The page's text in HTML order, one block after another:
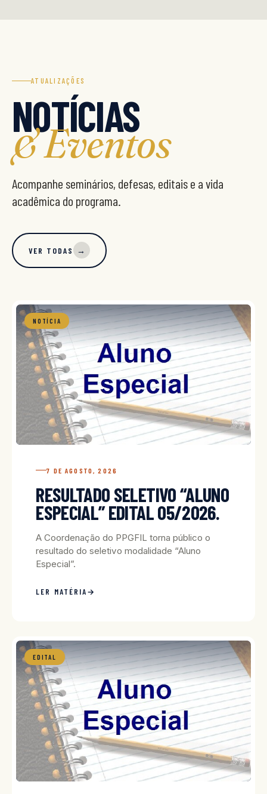
ATUALIZAÇÕES
NOTÍCIAS
& Eventos
Acompanhe seminários, defesas, editais e a vida
acadêmica do programa.
VER TODAS →
NOTÍCIA
7 DE AGOSTO, 2026
RESULTADO SELETIVO “ALUNO
ESPECIAL” EDITAL 05/2026.
A Coordenação do PPGFIL torna público o
resultado do seletivo modalidade “Aluno
Especial”.
LER MATÉRIA
EDITAL